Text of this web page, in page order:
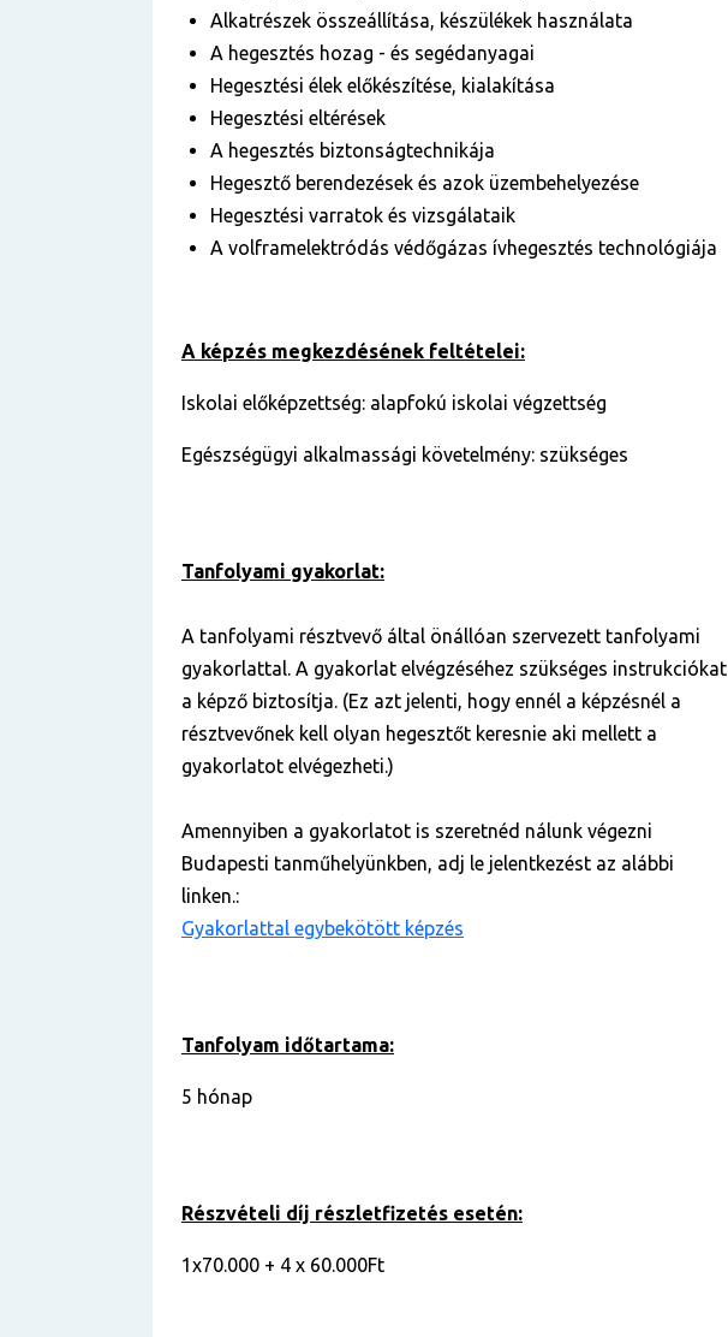
Alkatrészek összeállítása, készülékek használata
A hegesztés hozag - és segédanyagai
Hegesztési élek előkészítése, kialakítása
Hegesztési eltérések
A hegesztés biztonságtechnikája
Hegesztő berendezések és azok üzembehelyezése
Hegesztési varratok és vizsgálataik
A volframelektródás védőgázas ívhegesztés technológiája
A képzés megkezdésének feltételei:
Iskolai előképzettség: alapfokú iskolai végzettség
Egészségügyi alkalmassági követelmény: szükséges
Tanfolyami gyakorlat:
A tanfolyami résztvevő által önállóan szervezett tanfolyami
gyakorlattal. A gyakorlat elvégzéséhez szükséges instrukciókat
a képző biztosítja. (Ez azt jelenti, hogy ennél a képzésnél a
résztvevőnek kell olyan hegesztőt keresnie aki mellett a
gyakorlatot elvégezheti.)
Amennyiben a gyakorlatot is szeretnéd nálunk végezni
Budapesti tanműhelyünkben, adj le jelentkezést az alábbi
linken.:
Gyakorlattal egybekötött képzés
Tanfolyam időtartama:
5 hónap
Részvételi díj részletfizetés esetén:
1x70.000 + 4 x 60.000Ft